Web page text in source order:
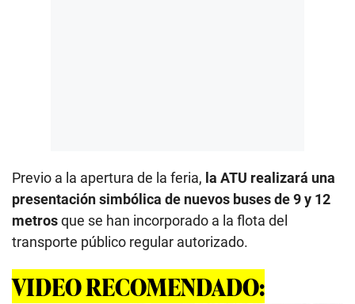
Previo a la apertura de la feria, la ATU realizará una
presentación simbólica de nuevos buses de 9 y 12
metrosque se han incorporado a la flota del
transporte público regular autorizado.
VIDEO RECOMENDADO: